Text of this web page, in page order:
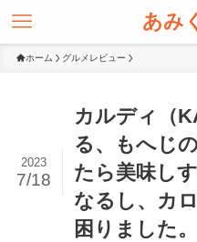
あみ
ホーム グルメレビュー
カルディ（
る、もへじ
たら美味し
なるし、カ
困りました。
2023
7/18